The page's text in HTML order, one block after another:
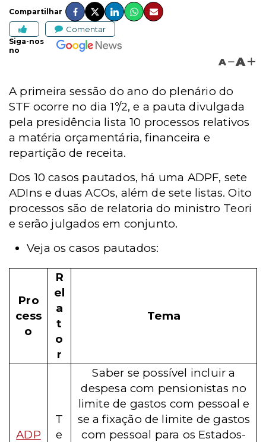
Compartilhar
Comentar
Siga-nos
no
A A
A primeira sessão do ano do plenário do
STF ocorre no dia 1º/2, e a pauta divulgada
pela presidência lista 10 processos relativos
a matéria orçamentária, financeira e
repartição de receita.
Dos 10 casos pautados, há uma ADPF, sete
ADIns e duas ACOs, além de sete listas. Oito
processos são de relatoria do ministro Teori
e serão julgados em conjunto.
Veja os casos pautados:
Pro
cess
o
R
el
a
t
o
r
Tema
ADP
T
e
Saber se possível incluir a
despesa com pensionistas no
limite de gastos com pessoal e
se a fixação de limite de gastos
com pessoal para os Estados-